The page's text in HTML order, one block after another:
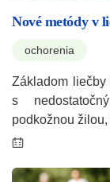
Nové metódy v
ochorenia
Základom
s
podkožnou